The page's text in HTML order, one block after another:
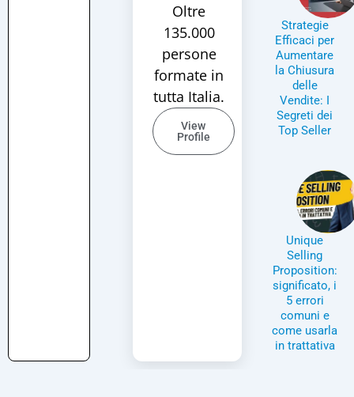
Oltre
135.000
persone
formate in
tutta Italia.
View
Profile
Strategie
Efficaci per
Aumentare
la Chiusura
delle
Vendite: I
Segreti dei
Top Seller
Unique
Selling
Proposition:
significato, i
5 errori
comuni e
come usarla
in trattativa